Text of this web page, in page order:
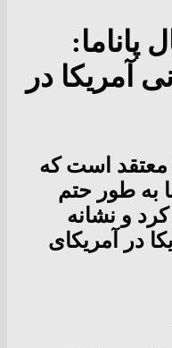
پاناما:
آمریکا در
معتقد است که
به طور حتم
و نشانه
در آمریکای